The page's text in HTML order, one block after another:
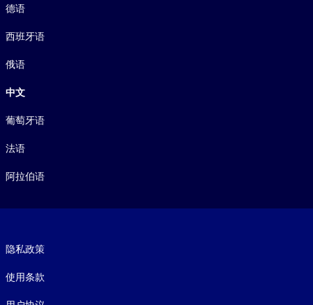
德语
西班牙语
俄语
中文
葡萄牙语
法语
阿拉伯语
隐私政策
使用条款